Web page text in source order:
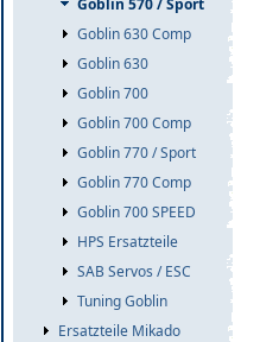
Goblin 570 / Sport
Goblin 630 Comp
Goblin 630
Goblin 700
Goblin 700 Comp
Goblin 770 / Sport
Goblin 770 Comp
Goblin 700 SPEED
HPS Ersatzteile
SAB Servos / ESC
Tuning Goblin
Ersatzteile Mikado